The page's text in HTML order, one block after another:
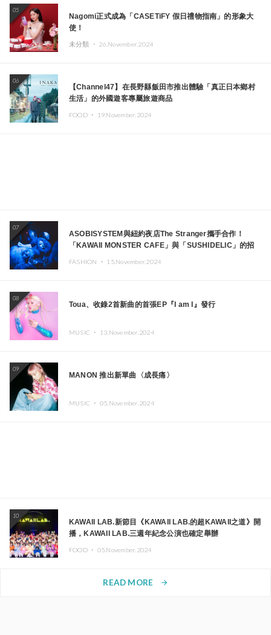
05
Nagomi正式成為「CASETiFY 假日禮物指南」的形象大
使！
未分類 ・ 26.November.2024
06
【Channel47】在長野縣飯田市推出體驗「真正日本鄉村
生活」的外國遊客專屬旅遊商品
FOOD ・ 19.November.2024
07
ASOBISYSTEM與紐約夜店The Stranger攜手合作！
「KAWAII MONSTER CAFE」與「SUSHIDELIC」的招
FASHION ・ 15.November.2024
08
Toua、收錄2首新曲的首張EP『I am I』發行
MUSIC ・ 13.November.2024
09
MANON 推出新單曲〈成長痛〉
MUSIC ・ 05.November.2024
10
KAWAII LAB.新節目《KAWAII LAB.的超KAWAII之道》開
播，KAWAII LAB.三週年紀念公演也確定舉辦
FOOD ・ 05.November.2024
READ MORE arrow_forward